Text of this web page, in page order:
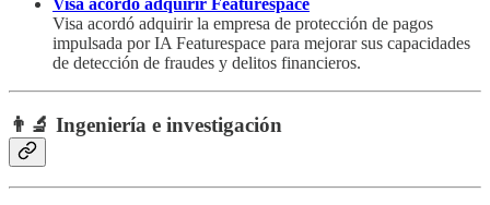
Visa acordó adquirir Featurespace
Visa acordó adquirir la empresa de protección de pagos
impulsada por IA Featurespace para mejorar sus capacidades
de detección de fraudes y delitos financieros.
👨‍🔬 Ingeniería e investigación